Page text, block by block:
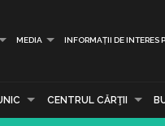
MEDIA INFORMAȚII DE INTERES
CENTRUL CĂRŢII